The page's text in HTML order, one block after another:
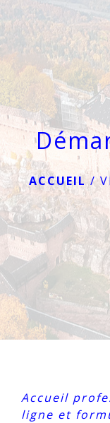
ACCUEIL/
Accueil
ligne et